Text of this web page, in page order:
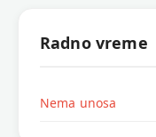
Radno vreme
Nema unosa